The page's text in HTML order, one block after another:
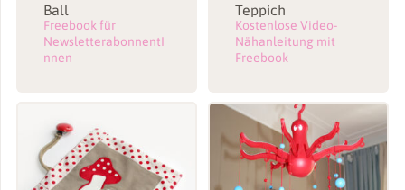
Ball
Freebook für
NewsletterabonnentI
nnen
Teppich
Kostenlose Video-
Nähanleitung mit
Freebook